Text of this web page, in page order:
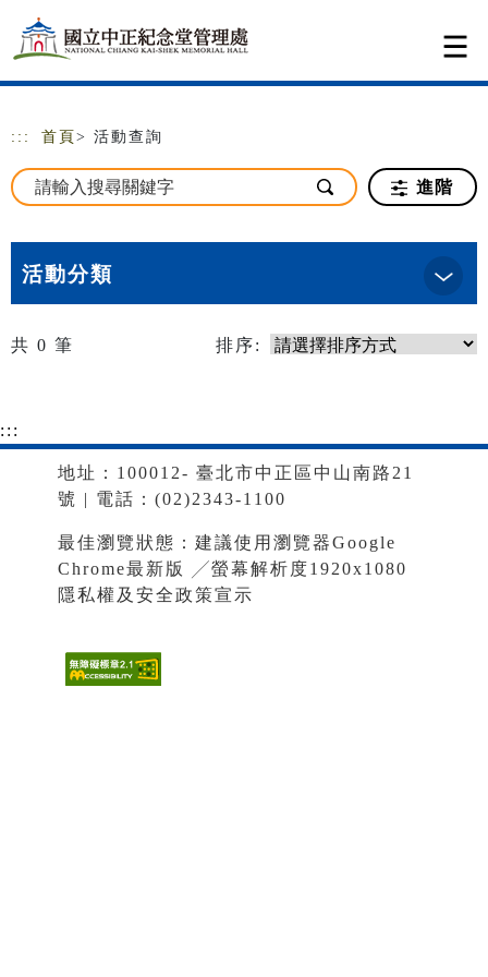
跳到主要內容
網站導覽
::: 首頁 > 活動查詢
進階
活動分類
共 0 筆 排序:
:::
地址：100012- 臺北市中正區中山南路21
號 | 電話：(02)2343-1100
最佳瀏覽狀態：建議使用瀏覽器Google
Chrome最新版 ╱螢幕解析度1920x1080
隱私權及安全政策宣示